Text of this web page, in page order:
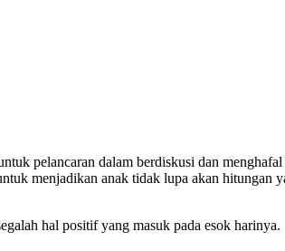
pelancaran dalam berdiskusi dan menghafal
menjadikan anak tidak lupa akan hitungan
hal positif yang masuk pada esok harinya.